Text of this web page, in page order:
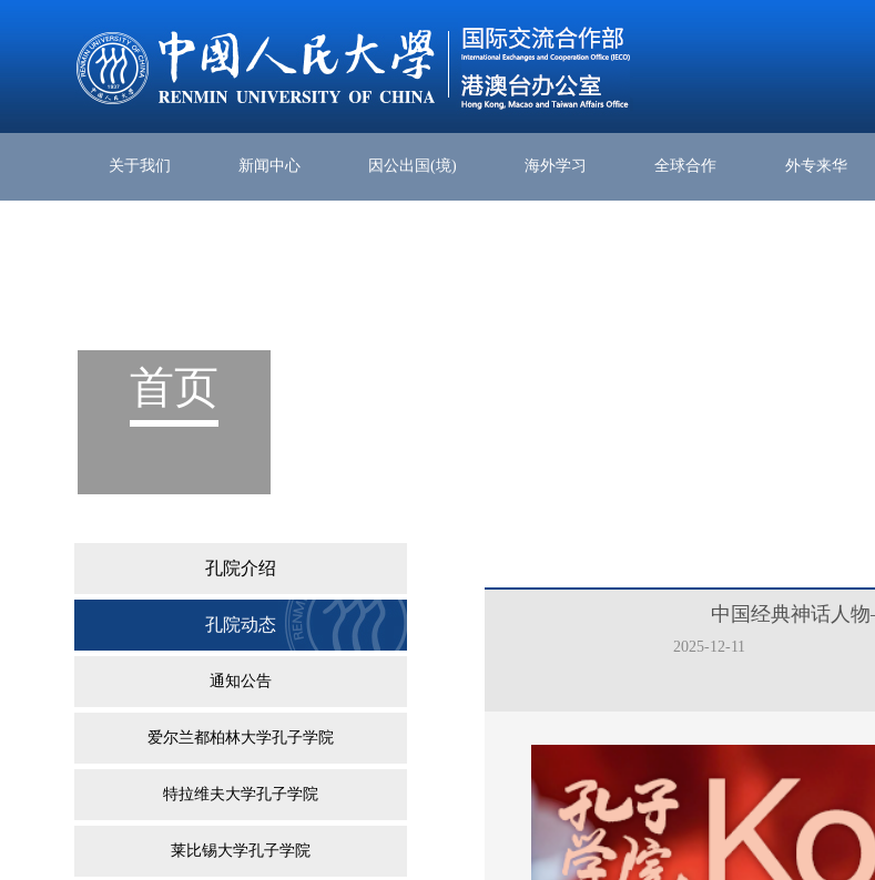
关于我们 新闻中心 因公出国(境) 海外学习 全球合作 外专来华
首页
孔院介绍
孔院动态
通知公告
爱尔兰都柏林大学孔子学院
特拉维夫大学孔子学院
莱比锡大学孔子学院
中国经典神话人
2025-12-11